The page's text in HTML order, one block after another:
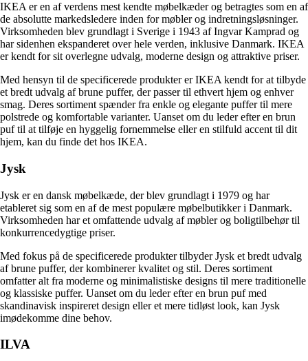
IKEA er en af verdens mest kendte møbelkæder og betragtes som en af
de absolutte markedsledere inden for møbler og indretningsløsninger.
Virksomheden blev grundlagt i Sverige i 1943 af Ingvar Kamprad og
har sidenhen ekspanderet over hele verden, inklusive Danmark. IKEA
er kendt for sit overlegne udvalg, moderne design og attraktive priser.
Med hensyn til de specificerede produkter er IKEA kendt for at tilbyde
et bredt udvalg af brune puffer, der passer til ethvert hjem og enhver
smag. Deres sortiment spænder fra enkle og elegante puffer til mere
polstrede og komfortable varianter. Uanset om du leder efter en brun
puf til at tilføje en hyggelig fornemmelse eller en stilfuld accent til dit
hjem, kan du finde det hos IKEA.
Jysk
Jysk er en dansk møbelkæde, der blev grundlagt i 1979 og har
etableret sig som en af de mest populære møbelbutikker i Danmark.
Virksomheden har et omfattende udvalg af møbler og boligtilbehør til
konkurrencedygtige priser.
Med fokus på de specificerede produkter tilbyder Jysk et bredt udvalg
af brune puffer, der kombinerer kvalitet og stil. Deres sortiment
omfatter alt fra moderne og minimalistiske designs til mere traditionelle
og klassiske puffer. Uanset om du leder efter en brun puf med
skandinavisk inspireret design eller et mere tidløst look, kan Jysk
imødekomme dine behov.
ILVA